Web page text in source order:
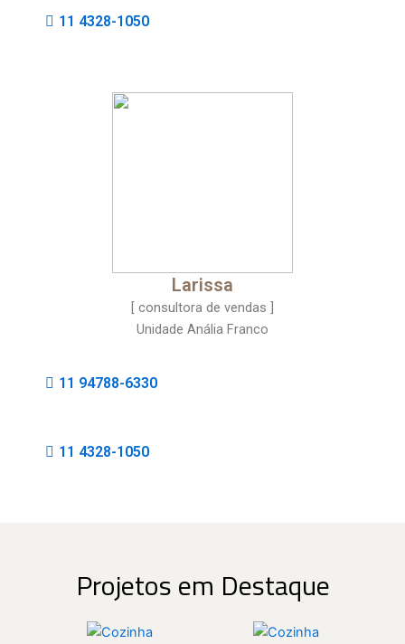
11 4328-1050
Larissa
[ consultora de vendas ]
Unidade Anália Franco
11 94788-6330
11 4328-1050
Projetos em Destaque